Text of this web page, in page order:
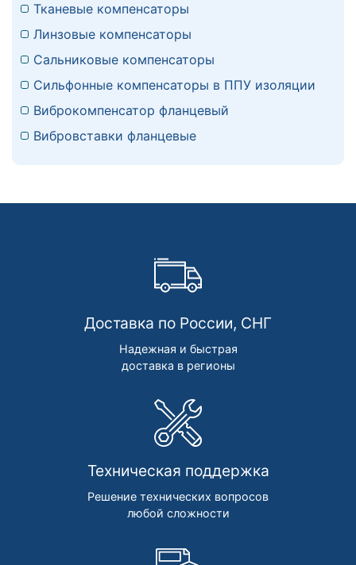
Тканевые компенсаторы
Линзовые компенсаторы
Сальниковые компенсаторы
Сильфонные компенсаторы в ППУ изоляции
Виброкомпенсатор фланцевый
Вибровставки фланцевые
Доставка по России, СНГ
Надежная и быстрая
доставка в регионы
Техническая поддержка
Решение технических вопросов
любой сложности